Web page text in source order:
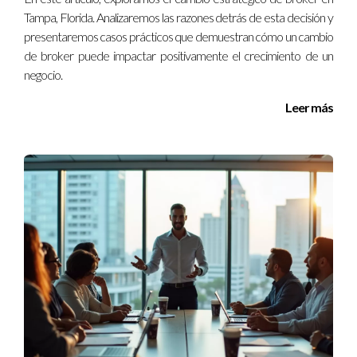
Preguntas frecuentes
¿Cómo sé si mi líder actual necesita ser
reemplazado?
Evalúa la satisfacción del equipo mediante encuestas
momento de considerar un cambio.
¿Qué cualidades debo buscar en un nuevo líder?
Busca habilidades comunicativas, capacidad de toma de
decisiones y empatía. Un buen líder debe ser accesible y
capaz de inspirar confianza.
¿Cuánto tiempo debería tomar el proceso de
evaluación?
No hay un tiempo establecido, pero recomendaría al menos
Tampa, Florida. Analizaremos las razones detrás de esta decisión y
presentaremos casos prácticos que demuestran cómo un cambio
de broker puede impactar positivamente el crecimiento de un
negocio.
Leer más